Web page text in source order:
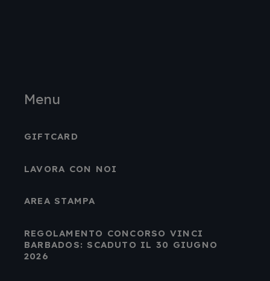
Menu
GIFTCARD
LAVORA CON NOI
AREA STAMPA
REGOLAMENTO CONCORSO VINCI
BARBADOS: SCADUTO IL 30 GIUGNO
2026